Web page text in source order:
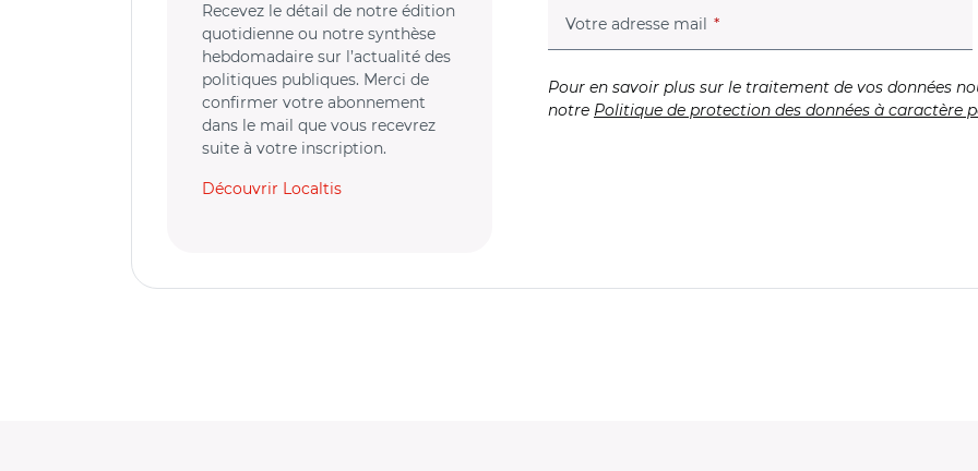
Recevez le détail de notre édition
quotidienne ou notre synthèse
hebdomadaire sur l’actualité des
politiques publiques. Merci de
confirmer votre abonnement
dans le mail que vous recevrez
suite à votre inscription.
Découvrir Localtis
Votre adresse mail (champ obligatoire)
Pour en savoir plus sur le traitement de vos données
notre Politique de protection des données à caractère